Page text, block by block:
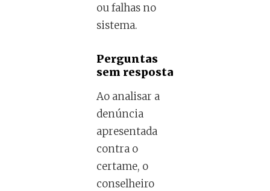
ou falhas no
sistema.
Perguntas
sem resposta
Ao analisar a
denúncia
apresentada
contra o
certame, o
conselheiro